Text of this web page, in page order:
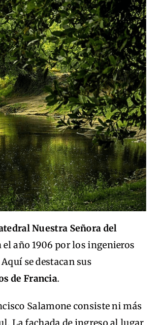
Nuestra Señora del
año 1906 por los ingenieros
se destacan sus
de Francia.
Salamone consiste ni más
La fachada de ingreso al lugar